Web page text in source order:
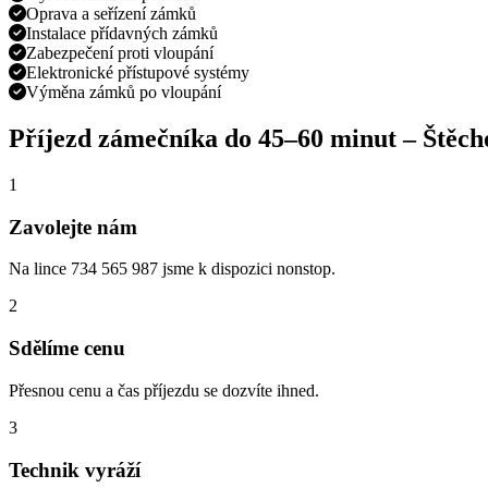
Oprava a seřízení zámků
Instalace přídavných zámků
Zabezpečení proti vloupání
Elektronické přístupové systémy
Výměna zámků po vloupání
Příjezd zámečníka do 45–60 minut–
1
Zavolejte nám
Na lince 734 565 987 jsme k dispozici nonstop.
2
Sdělíme cenu
Přesnou cenu a čas příjezdu se dozvíte ihned.
3
Technik vyráží